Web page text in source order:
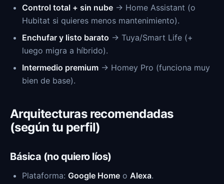
Control total + sin nube → Home Assistant (o
Hubitat si quieres menos mantenimiento).
Enchufar y listo barato → Tuya/Smart Life (+
luego migra a híbrido).
Intermedio premium → Homey Pro (funciona muy
bien de base).
Arquitecturas recomendadas
(según tu perfil)
Básica (no quiero líos)
Plataforma: Google Home o Alexa.